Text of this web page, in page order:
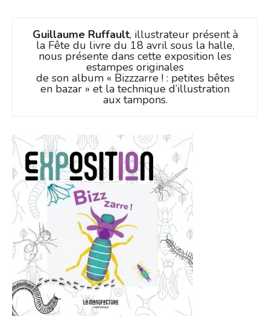
Guillaume Ruffault, illustrateur présent à
la Fête du livre du 18 avril sous la halle,
nous présente dans cette exposition les
estampes originales
de son album « Bizzzarre ! : petites bêtes
en bazar » et la technique d’illustration
aux tampons.